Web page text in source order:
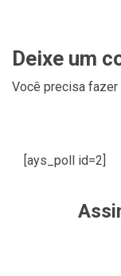
Deixe um
Você precisa fazer
[ays_poll id=2]